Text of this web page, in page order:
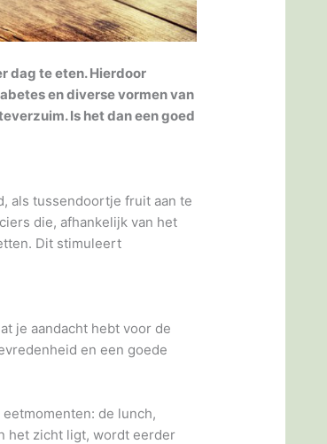
dag te eten. Hierdoor
en diverse vormen van
Is het dan een goed
als tussendoortje fruit aan te
die, afhankelijk van het
Dit stimuleert
je aandacht hebt voor de
en een goede
de lunch,
het zicht ligt, wordt eerder